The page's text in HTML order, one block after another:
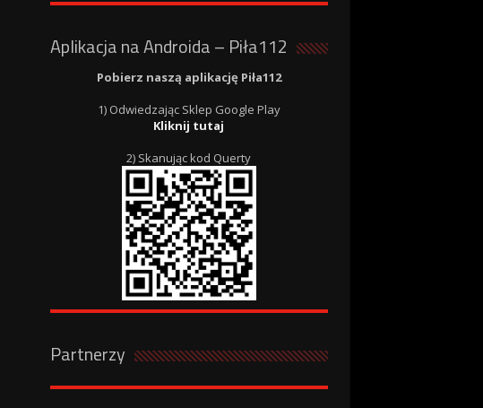
Aplikacja na Androida – Piła112
Pobierz naszą aplikację Piła112
1) Odwiedzając Sklep Google Play
Kliknij tutaj
2) Skanując kod Querty
Partnerzy